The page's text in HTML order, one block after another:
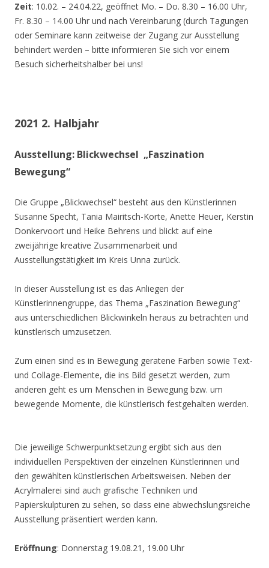
Zeit: 10.02. – 24.04.22, geöffnet Mo. – Do. 8.30 – 16.00 Uhr,
Fr. 8.30 – 14.00 Uhr und nach Vereinbarung (durch Tagungen
oder Seminare kann zeitweise der Zugang zur Ausstellung
behindert werden – bitte informieren Sie sich vor einem
Besuch sicherheitshalber bei uns!
2021 2. Halbjahr
Ausstellung: Blickwechsel „Faszination
Bewegung“
Die Gruppe „Blickwechsel“ besteht aus den Künstlerinnen
Susanne Specht, Tania Mairitsch-Korte, Anette Heuer, Kerstin
Donkervoort und Heike Behrens und blickt auf eine
zweijährige kreative Zusammenarbeit und
Ausstellungstätigkeit im Kreis Unna zurück.
In dieser Ausstellung ist es das Anliegen der
Künstlerinnengruppe, das Thema „Faszination Bewegung“
aus unterschiedlichen Blickwinkeln heraus zu betrachten und
künstlerisch umzusetzen.
Zum einen sind es in Bewegung geratene Farben sowie Text-
und Collage-Elemente, die ins Bild gesetzt werden, zum
anderen geht es um Menschen in Bewegung bzw. um
bewegende Momente, die künstlerisch festgehalten werden.
Die jeweilige Schwerpunktsetzung ergibt sich aus den
individuellen Perspektiven der einzelnen Künstlerinnen und
den gewählten künstlerischen Arbeitsweisen. Neben der
Acrylmalerei sind auch grafische Techniken und
Papierskulpturen zu sehen, so dass eine abwechslungsreiche
Ausstellung präsentiert werden kann.
Eröffnung: Donnerstag 19.08.21, 19.00 Uhr